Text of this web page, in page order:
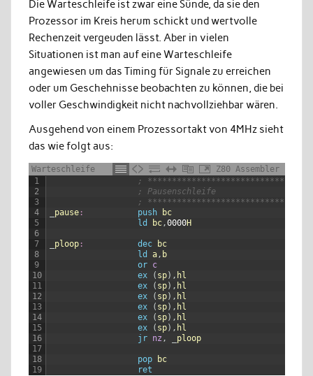
Die Warteschleife ist zwar eine Sünde, da sie den
Prozessor im Kreis herum schickt und wertvolle
Rechenzeit vergeuden lässt. Aber in vielen
Situationen ist man auf eine Warteschleife
angewiesen um das Timing für Signale zu erreichen
oder um Geschehnisse beobachten zu können, die bei
voller Geschwindigkeit nicht nachvollziehbar wären.
Ausgehend von einem Prozessortakt von 4MHz sieht
das wie folgt aus:
Warteschleife
Z80 Assembler
1
2
3
4
5
6
7
8
9
10
11
12
13
14
15
16
17
18
19
;
; Pausenschleife
;
pause: push bc
ld
bc,0000H
ploop: dec bc
ld
a, b
or
c
ex
( sp) , hl
ex
( sp) , hl
ex
( sp) , hl
ex
( sp) , hl
ex
( sp) , hl
ex
( sp) , hl
jr
nz , ploop
pop
bc
ret